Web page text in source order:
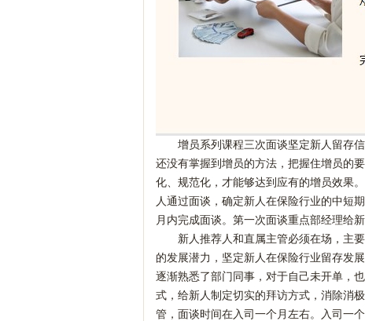
增员系列课程三次面谈坚定新人留存
还没有掌握到增员的方法，把握住增员的
化、规范化，才能够达到应有的增员效果
人通过面谈，确定新人在保险行业的中短
月内完成面谈。第一次面谈重点部经理给
新人推荐人和直属主管必须在场，主
的发展潜力，坚定新人在保险行业留存发
逐渐熟悉了部门同事，对于自己未开单，
式，给新人制定切实的拜访方式，消除消
管，面谈时间在入司一个月左右。入司一